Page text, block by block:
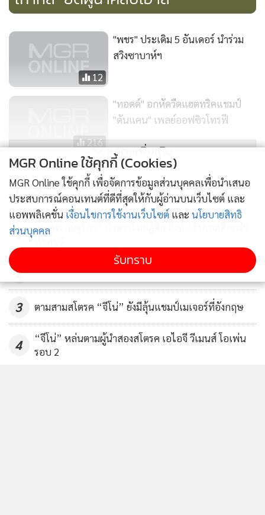
12
"พชร" ประเดิม 5 อันเดอร์ นำร่วม
สวิงซาบาห์ฯ
216
"ทอดด์" อกหัดวืดแฮตทริคแชมป์
"ดันแคน" เพลย์ออฟซิวโทรฟี
169
พัทยาเตรียมรับศึกดวลสวิง 3
รายการใหญ่
แสดงเพิ่มเติม
ข่าวในหมวดล่าสุด
1
“นวพร-ณฐริกา” นำสาวไทยสู้ศึก สิงห์-เอ็นเอสดีเอฟฯ
2
3 ตามสามสโตรค “จีโน่” ยังมีลุ้นแชมป์เมเจอร์ที่อังกฤษ
4
“จีโน่” หล่นตามผู้นำสองสโตรค เอไอจี วีเมนส์ โอเพ่น
รอบ 2
MGR Online ใช้คุกกี้ (Cookies)
MGR Online ใช้คุกกี้ เพื่อจัดการข้อมูลส่วนบุคคลเพื่อนำเสนอ
ประสบการณ์คอนเทนต์ที่ดีที่สุดให้กับผู้อ่านบนเว็บไซต์ และ
แอพพลิเคชั่น เงื่อนไขการใช้งานเว็บไซต์ และ นโยบายสิทธิ
ส่วนบุคคล
รับทราบ